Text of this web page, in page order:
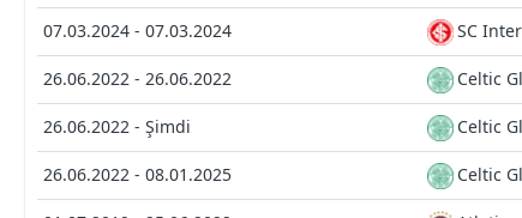
07.03.2024 - 07.03.2024 SC
26.06.2022 - 26.06.2022 Celtic
26.06.2022 - Şimdi Celtic
26.06.2022 - 08.01.2025 Celtic